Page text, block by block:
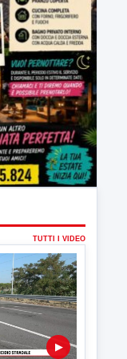
TUTTI I VIDEO
▶
indagato: